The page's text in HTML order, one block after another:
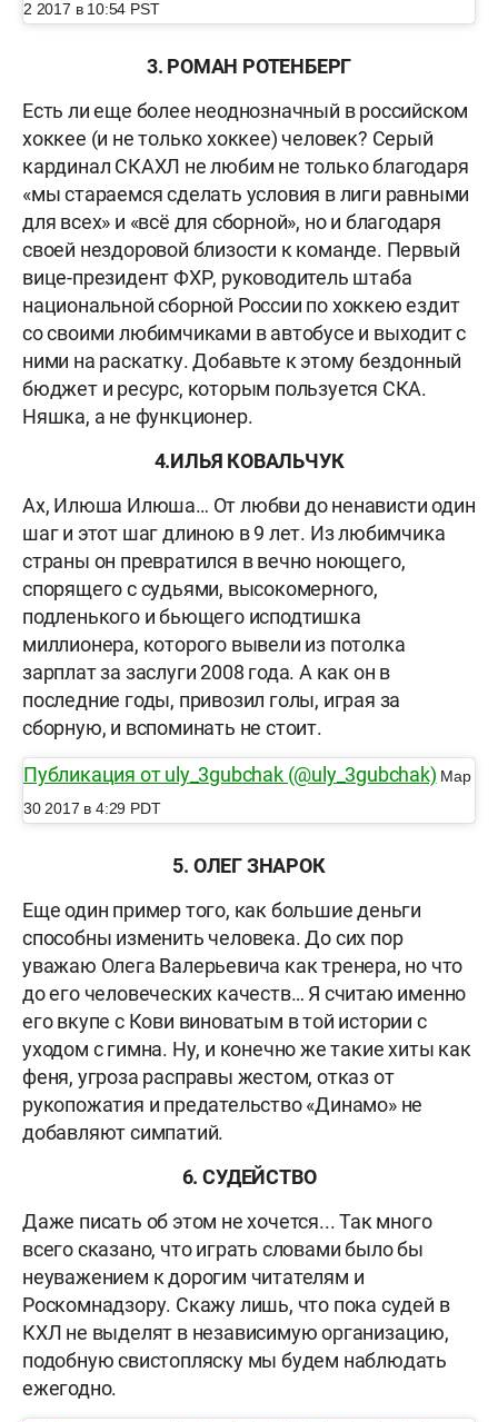
2 2017 в 10:54 PST
3. РОМАН РОТЕНБЕРГ
Есть ли еще более неоднозначный в российском
хоккее (и не только хоккее) человек? Серый
кардинал СКАХЛ не любим не только благодаря
«мы стараемся сделать условия в лиги равными
для всех» и «всё для сборной», но и благодаря
своей нездоровой близости к команде. Первый
вице-президент ФХР, руководитель штаба
национальной сборной России по хоккеюездит
со своими любимчиками в автобусе и выходит с
ними на раскатку. Добавьте к этому бездонный
бюджет и ресурс, которым пользуется СКА.
Няшка, а не функционер.
4.ИЛЬЯ КОВАЛЬЧУК
Ах, Илюша Илюша… От любви до ненависти один
шаг и этот шаг длиною в 9 лет. Из любимчика
страны он превратился в вечно ноющего,
спорящего с судьями, высокомерного,
подленького и бьющего исподтишка
миллионера, которого вывели из потолка
зарплат за заслуги 2008 года. А как он в
последние годы, привозил голы, играя за
сборную, и вспоминать не стоит.
Публикация от uly_3gubchak (@uly_3gubchak) Мар
30 2017 в 4:29 PDT
5. ОЛЕГ ЗНАРОК
Еще один пример того, как большие деньги
способны изменить человека. До сих пор
уважаю Олега Валерьевича как тренера, но что
до его человеческих качеств… Я считаю именно
его вкупе с Кови виноватым в той истории с
уходом с гимна. Ну, и конечно же такие хиты как
феня, угроза расправы жестом, отказ от
рукопожатия и предательство «Динамо» не
добавляют симпатий.
6. СУДЕЙСТВО
Даже писать об этом не хочется... Так много
всего сказано, что играть словами было бы
неуважением к дорогим читателям и
Роскомнадзору. Скажу лишь, что пока судей в
КХЛ не выделят в независимую организацию,
подобную свистопляску мы будем наблюдать
ежегодно.